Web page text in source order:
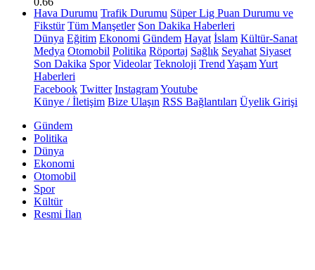
Hava Durumu Trafik Durumu Süper Lig Puan Durumu ve
Fikstür Tüm Manşetler Son Dakika Haberleri
Dünya Eğitim Ekonomi Gündem Hayat İslam Kültür-Sanat
Medya Otomobil Politika Röportaj Sağlık Seyahat Siyaset
Son Dakika Spor Videolar Teknoloji Trend YaşamYurt
Haberleri
Facebook Twitter InstagramYoutube
Künye / İletişim Bize Ulaşın RSS Bağlantıları Üyelik Girişi
Gündem
Politika
Dünya
Ekonomi
Otomobil
Spor
Kültür
Resmi İlan